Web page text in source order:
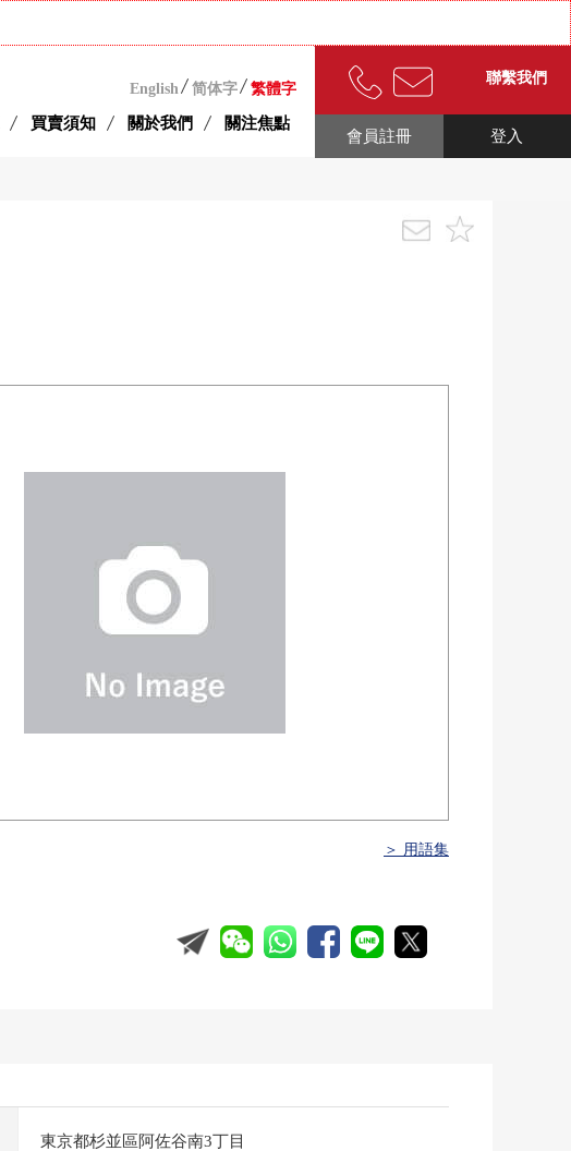
English 简体字 繁體字
買賣須知 關於我們 關注焦點
聯繫我們
登入
會員註冊
＞ 用語集
東京都杉並區阿佐谷南3丁目